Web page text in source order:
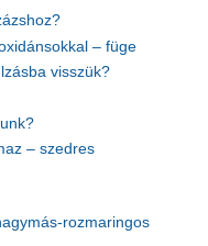
– füge
visszük?
– szedres
rozmaringos